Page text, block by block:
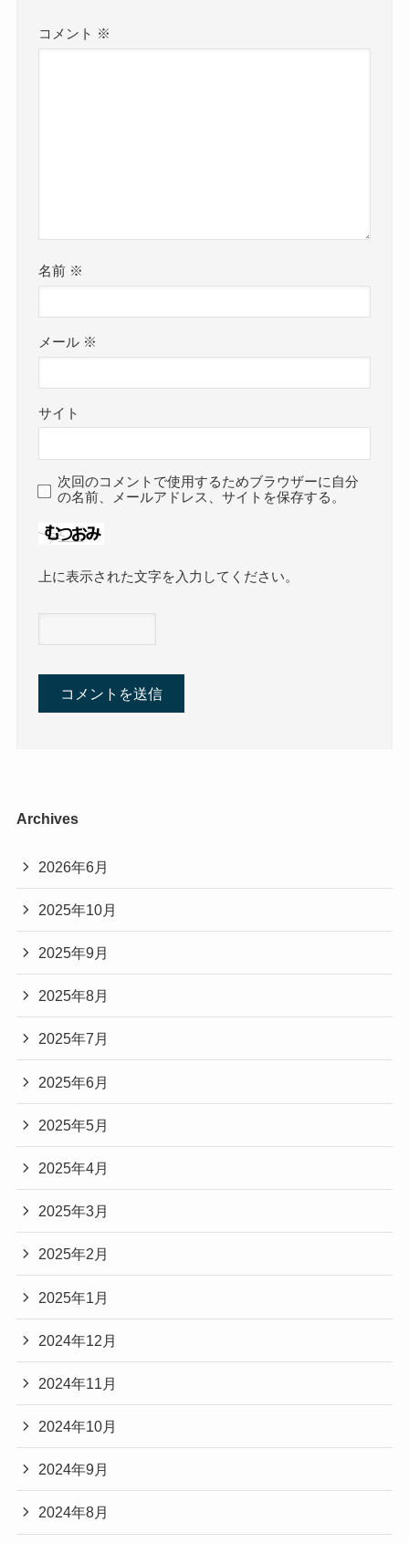
コメント ※
名前 ※
メール ※
サイト
次回のコメントで使用するためブラウザーに自分
の名前、メールアドレス、サイトを保存する。
上に表示された文字を入力してください。
Archives
2026年6月
2025年10月
2025年9月
2025年8月
2025年7月
2025年6月
2025年5月
2025年4月
2025年3月
2025年2月
2025年1月
2024年12月
2024年11月
2024年10月
2024年9月
2024年8月